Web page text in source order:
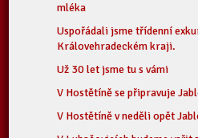
mléka
Uspořádali jsme třídenní
Královehradeckém kraji.
Už 30 let jsme tu s vámi
V Hostětíně se připravuje
V Hostětíně v neděli opět